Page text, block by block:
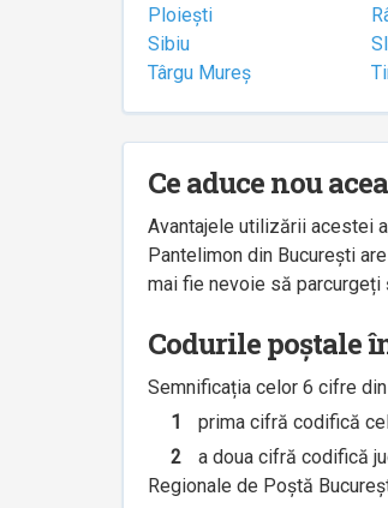
Ploiești
Sibiu
Târgu Mureș
Ce aduce nou
Avantajele utilizării acestei
Pantelimon din București
mai fie nevoie să
Codurile poștale
Semnificația celor 6 cifre
1
prima cifră codifică
2
a doua cifră codifică
Regionale de Poștă